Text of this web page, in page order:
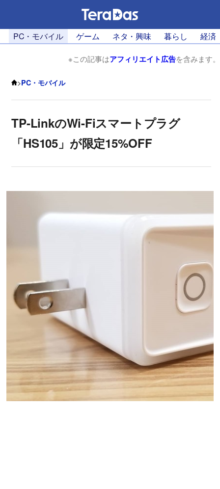
PC・モバイル ゲーム ネタ・興味 暮らし 経済
※この記事はアフィリエイト広告を含みます。
>PC・モバイル
TP-LinkのWi-Fiスマートプラグ
「HS105」が限定15%OFF